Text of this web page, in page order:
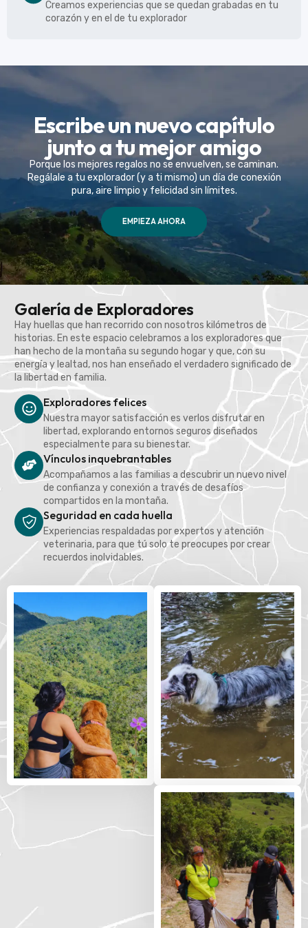
Creamos experiencias que se quedan grabadas en tu
corazón y en el de tu explorador
Escribe un nuevo capítulo
junto a tu mejor amigo
Porque los mejores regalos no se envuelven, se caminan.
Regálale a tu explorador (y a ti mismo) un día de conexión
pura, aire limpio y felicidad sin límites.
EMPIEZA AHORA
Galería de Exploradores
Hay huellas que han recorrido con nosotros kilómetros de
historias. En este espacio celebramos a los exploradores que
han hecho de la montaña su segundo hogar y que, con su
energía y lealtad, nos han enseñado el verdadero significado de
la libertad en familia.
Exploradores felices
Nuestra mayor satisfacción es verlos disfrutar en
libertad, explorando entornos seguros diseñados
especialmente para su bienestar.
Vínculos inquebrantables
Acompañamos a las familias a descubrir un nuevo nivel
de confianza y conexión a través de desafíos
compartidos en la montaña.
Seguridad en cada huella
Experiencias respaldadas por expertos y atención
veterinaria, para que tú solo te preocupes por crear
recuerdos inolvidables.